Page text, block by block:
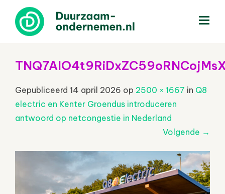
Gepubliceerd 14 april 2026 op 2500 × 1667 in Q8
electric en Kenter Groendus introduceren
antwoord op netcongestie in Nederland
Volgende →